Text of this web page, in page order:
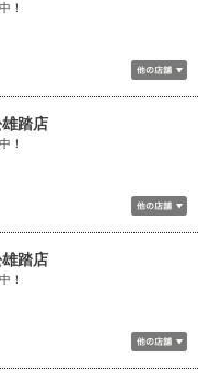
！
踏店
！
踏店
！